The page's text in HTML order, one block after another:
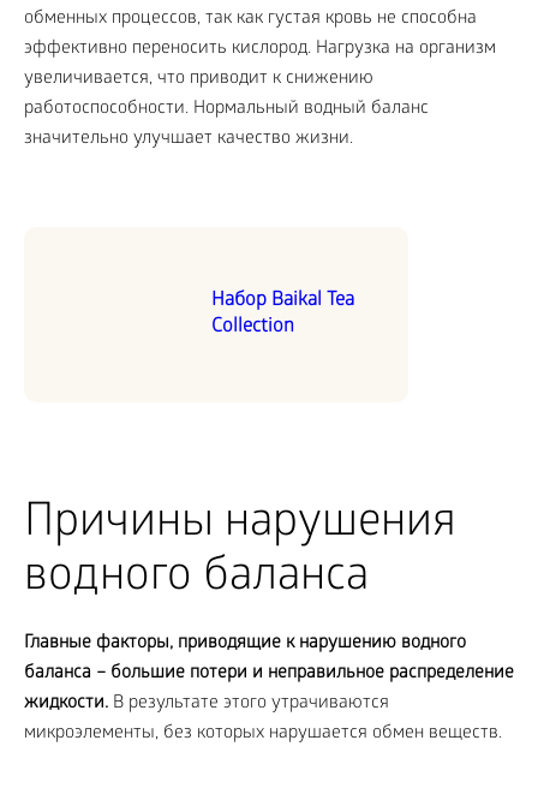
обменных процессов, так как густая кровь не способна
эффективно переносить кислород. Нагрузка на организм
увеличивается, что приводит к снижению
работоспособности. Нормальный водный баланс
значительно улучшает качество жизни.
Набор Baikal Tea
Collection
Причины нарушения
водного баланса
Главные факторы, приводящие к нарушению водного
баланса – большие потери и неправильное распределение
жидкости. В результате этого утрачиваются
микроэлементы, без которых нарушается обмен веществ.